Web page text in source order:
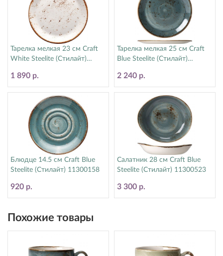
Тарелка мелкая 23 см Craft
White Steelite (Стилайт)
1 890 р.
Тарелка мелкая 25 см Craft
Blue Steelite (Стилайт)
2 240 р.
Блюдце 14.5 см Craft Blue
Steelite (Стилайт) 11300158
920 р.
Салатник 28 см Craft Blue
Steelite (Стилайт) 11300523
3 300 р.
Похожие товары